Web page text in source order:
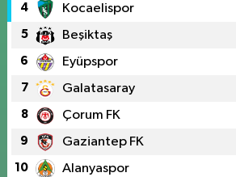
4 Kocaelispor
5 Beşiktaş
6 Eyüpspor
7 Galatasaray
8 Çorum FK
9 Gaziantep FK
10 Alanyaspor